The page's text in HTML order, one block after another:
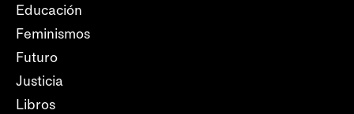
Educación
Feminismos
Futuro
Justicia
Libros